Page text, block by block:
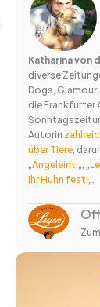
Katharina von
diverse
Dogs,
die Frankfurter
Autorin
über Tiere ,
„Angeleint! „, „
Ihr Huhn fest!